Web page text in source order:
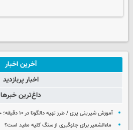
آخرین اخبار
اخبار پربازدید
داغ‌ترین خبرها
آموزش شیرینی پزی / طرز تهیه دالگونا در ۱۰ دقیقه؛ خنک با بافت کرمی
ماءالشعیر برای جلوگیری از سنگ کلیه مفید است؟